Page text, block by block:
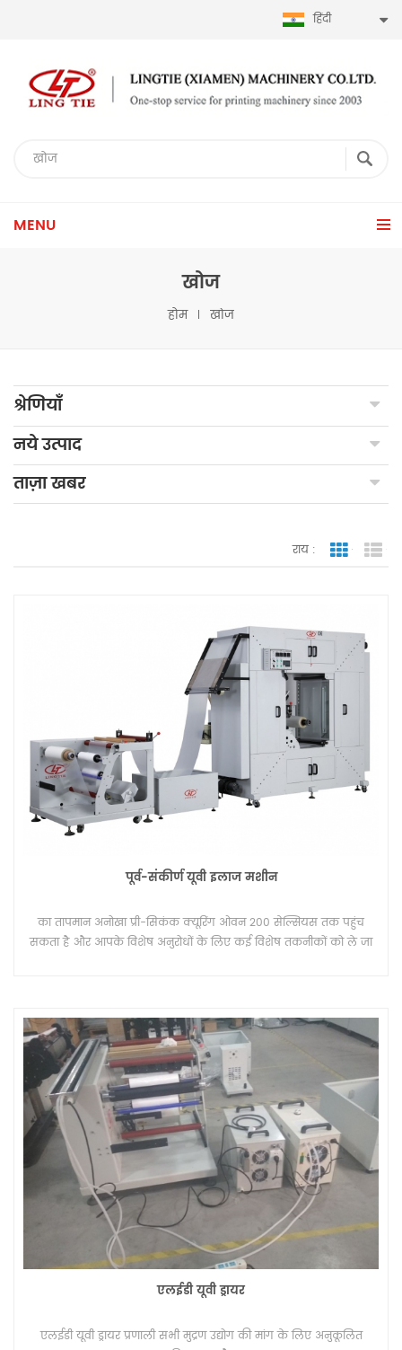
हिंदी
MENU
खोज
होम खोज
श्रेणियाँ
नये उत्पाद
ताज़ा खबर
राय : जाली
पूर्व-संकीर्ण यूवी इलाज मशीन
का तापमान अनोखा प्री-सिकंक क्यूरिंग ओवन 200 सेल्सियस तक पहुंच
सकता है और आपके विशेष अनुरोधों के लिए कई विशेष तकनीकों को ले जा
एलईडी यूवी ड्रायर
एलईडी यूवी ड्रायर प्रणाली सभी मुद्रण उद्योग की मांग के लिए अनुकूलित